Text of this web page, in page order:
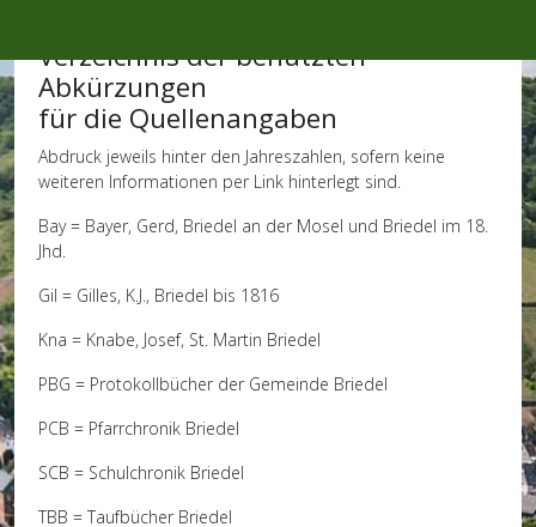
Verzeichnis der benutzten
Abkürzungen
für die Quellenangaben
Abdruck jeweils hinter den Jahreszahlen, sofern keine
weiteren Informationen per Link hinterlegt sind.
Bay = Bayer, Gerd, Briedel an der Mosel und Briedel im 18.
Jhd.
Gil = Gilles, K.J., Briedel bis 1816
Kna = Knabe, Josef, St. Martin Briedel
PBG = Protokollbücher der Gemeinde Briedel
PCB = Pfarrchronik Briedel
SCB = Schulchronik Briedel
TBB = Taufbücher Briedel